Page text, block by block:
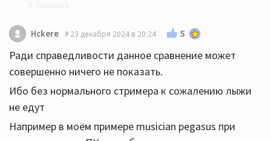
Дак вы читайте только что будет полезно для
вас, на ковер не обращайте внимание
Hckere 23 декабря 2024 в 20:24 5
Ради справедливости данное сравнение может
совершенно ничего не показать.
Ибо без нормального стримера к сожалению лыжи
не едут
Например в моём примере musician pegasus при